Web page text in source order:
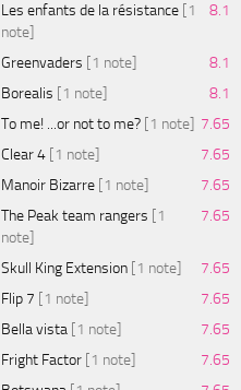
Les enfants de la résistance [1
note]
8.1
Greenvaders [1 note]
8.1
Borealis [1 note]
8.1
To me! ...or not to me? [1 note]
7.65
Clear 4 [1 note]
7.65
Manoir Bizarre [1 note]
7.65
The Peak team rangers [1
note]
7.65
Skull King Extension [1 note]
7.65
Flip 7 [1 note]
7.65
Bella vista [1 note]
7.65
Fright Factor [1 note]
7.65